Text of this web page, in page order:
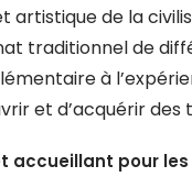
artistique de la
traditionnel de
à
et d’acquérir
accueillant pour